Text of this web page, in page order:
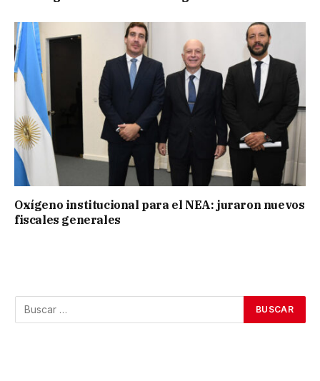
Oxígeno institucional para el NEA: juraron nuevos
fiscales generales